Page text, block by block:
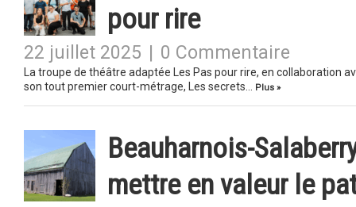
pour rire
22 juillet 2025 0 Commentaire
La troupe de théâtre adaptée Les Pas pour rire, en collaboration
son tout premier court-métrage, Les secrets…
Plus »
Beauharnois-
mettre en valeur le